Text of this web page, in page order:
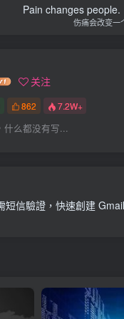
Pain changes
伤痛会改变一
关注
862 7.2W+
什么都没有写...
短信驗證，快速創建